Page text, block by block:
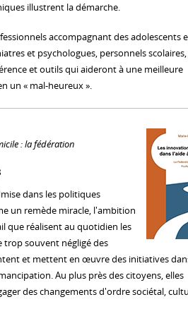
illustrent la démarche.
accompagnant des adolescents
et psychologues, personnels scolaires,
et outils qui aideront à une meilleure
un « mal-heureux ».
: la fédération
dans les politiques
un remède miracle, l'ambition
que réalisent au quotidien les
trop souvent négligé des
et mettent en œuvre des initiatives
Au plus près des citoyens, elles
des changements d'ordre sociétal,